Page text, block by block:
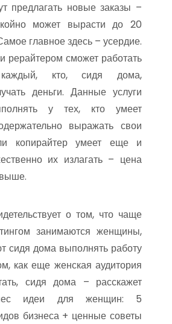
предлагать новые заказы –
может вырасти до 20
главное здесь – усердие.
рерайтером сможет работать
каждый, кто, сидя дома,
деньги. Данные услуги
у тех, кто умеет
выражать свои
копирайтер умеет еще и
их излагать – цена
о том, что чаще
занимаются женщины,
сидя дома выполнять работу
как еще женская аудитория
сидя дома – расскажет
идеи для женщин: 5
бизнеса + ценные советы